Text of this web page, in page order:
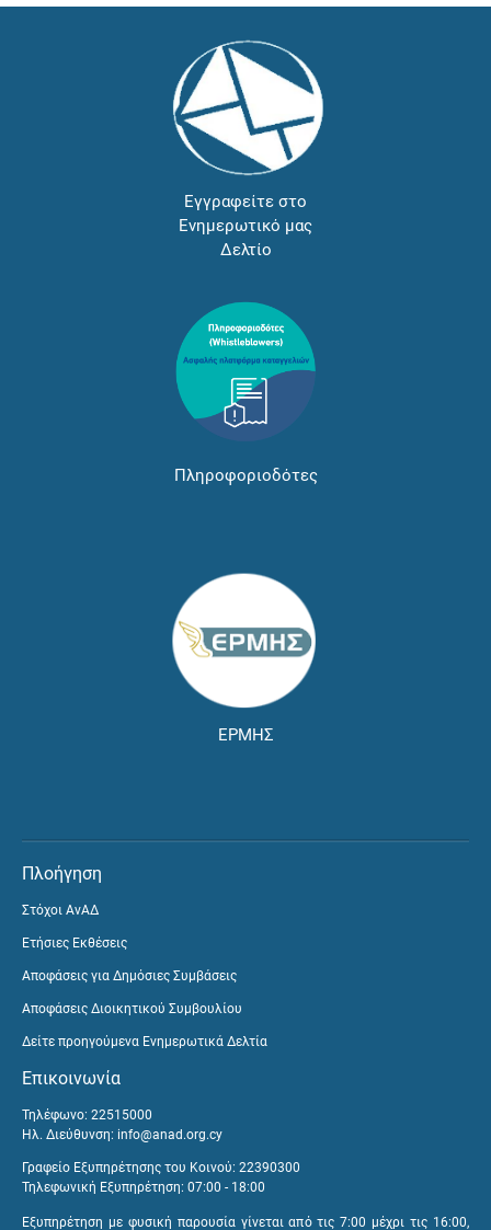
Εγγραφείτε στο
Ενημερωτικό μας
Δελτίο
Πληροφοριοδότες
ΕΡΜΗΣ
Πλοήγηση
Στόχοι ΑνΑΔ
Ετήσιες Εκθέσεις
Αποφάσεις για Δημόσιες Συμβάσεις
Αποφάσεις Διοικητικού Συμβουλίου
Δείτε προηγούμενα Ενημερωτικά Δελτία
Επικοινωνία
Τηλέφωνο: 22515000
Ηλ. Διεύθυνση: info@anad.org.cy
Γραφείο Εξυπηρέτησης του Κοινού: 22390300
Τηλεφωνική Εξυπηρέτηση: 07:00 - 18:00
Εξυπηρέτηση με φυσική παρουσία γίνεται από τις 7:00 μέχρι τις 16:00,